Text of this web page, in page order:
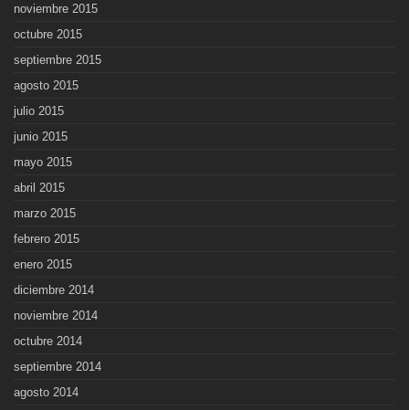
noviembre 2015
octubre 2015
septiembre 2015
agosto 2015
julio 2015
junio 2015
mayo 2015
abril 2015
marzo 2015
febrero 2015
enero 2015
diciembre 2014
noviembre 2014
octubre 2014
septiembre 2014
agosto 2014